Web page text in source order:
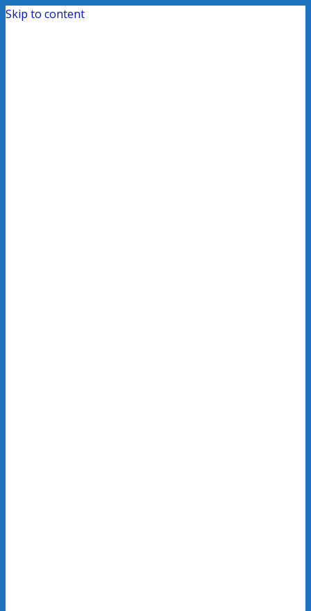
Skip to content